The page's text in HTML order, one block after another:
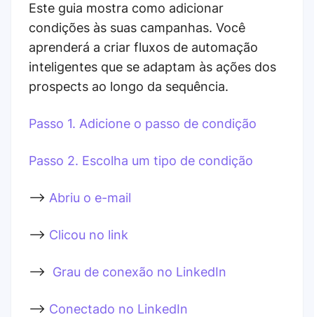
Este guia mostra como adicionar
condições às suas campanhas. Você
aprenderá a criar fluxos de automação
inteligentes que se adaptam às ações dos
prospects ao longo da sequência.
Passo 1. Adicione o passo de condição
Passo 2. Escolha um tipo de condição
--> Abriu o e-mail
--> Clicou no link
--> Grau de conexão no LinkedIn
--> Conectado no LinkedIn